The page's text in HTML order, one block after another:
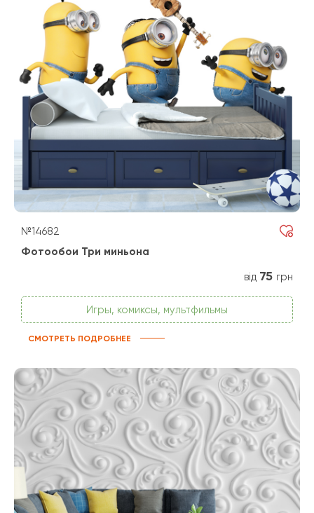
№14682
Фотообои Три миньона
від 75 грн
Игры, комиксы, мультфильмы
СМОТРЕТЬ ПОДРОБНЕЕ